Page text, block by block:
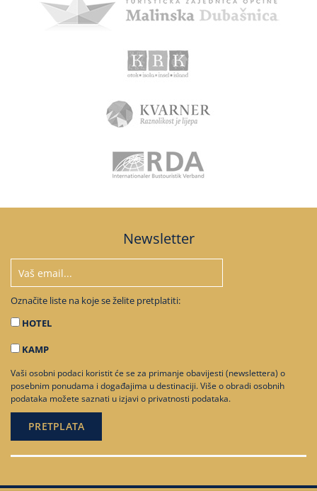
Newsletter
Označite liste na koje se želite pretplatiti:
HOTEL
KAMP
Vaši osobni podaci koristit će se za primanje obavijesti (newslettera) o
posebnim ponudama i događajima u destinaciji. Više o obradi osobnih
podataka možete saznati u izjavi o privatnosti podataka.